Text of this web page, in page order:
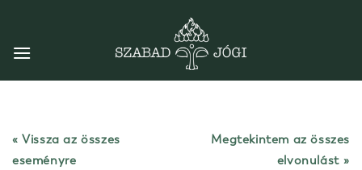
content
« Vissza az összes
eseményre
Megtekintem az összes
elvonulást